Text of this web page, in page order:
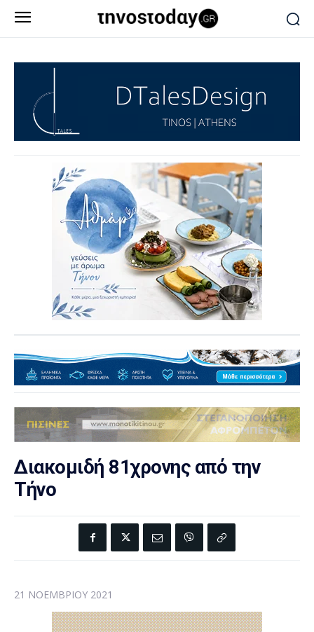
Διακομιδή 81χρονης από την
Τήνο
21 ΝΟΕΜΒΡΊΟΥ 2021